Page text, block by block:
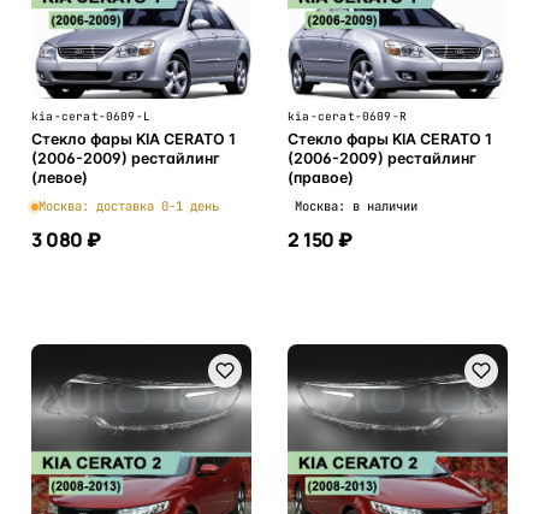
kia-cerat-0609-L
Стекло фары KIA CERATO 1
(2006-2009) рестайлинг
(левое)
Москва: доставка 0-1 день
3 080 ₽
kia-cerat-0609-R
Стекло фары KIA CERATO 1
(2006-2009) рестайлинг
(правое)
Москва: в наличии
2 150 ₽